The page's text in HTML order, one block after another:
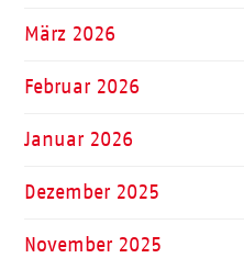
März 2026
Februar 2026
Januar 2026
Dezember 2025
November 2025